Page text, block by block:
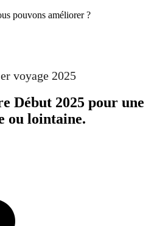
pouvons améliorer ?
voyage 2025
Début 2025 pour une
ou lointaine.